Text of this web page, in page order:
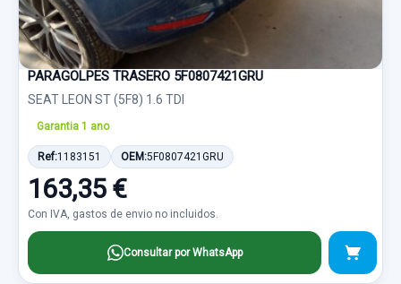
PARAGOLPES TRASERO 5F0807421GRU
SEAT LEON ST (5F8) 1.6 TDI
Garantia 1 ano
Ref:1183151 OEM:5F0807421GRU
163,35 €
Con IVA, gastos de envio no incluidos.
Consultar por WhatsApp